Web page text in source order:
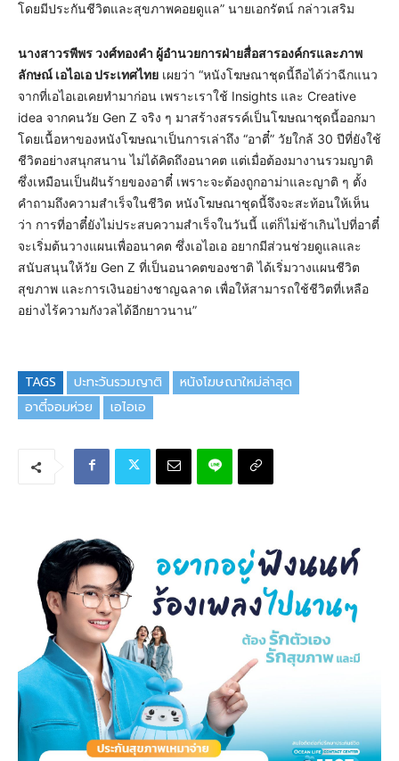
โดยมีประกันชีวิตและสุขภาพคอยดูแล” นายเอกรัตน์ กล่าวเสริม
นางสาวรพีพร วงศ์ทองคำ ผู้อำนวยการฝ่ายสื่อสารองค์กรและภาพ
ลักษณ์ เอไอเอ ประเทศไทย เผยว่า “หนังโฆษณาชุดนี้ถือได้ว่าฉีกแนว
จากที่เอไอเอเคยทำมาก่อน เพราะเราใช้ Insights และ Creative
idea จากคนวัย Gen Z จริง ๆ มาสร้างสรรค์เป็นโฆษณาชุดนี้ออกมา
โดยเนื้อหาของหนังโฆษณาเป็นการเล่าถึง “อาตี๋” วัยใกล้ 30 ปีที่ยังใช้
ชีวิตอย่างสนุกสนาน ไม่ได้คิดถึงอนาคต แต่เมื่อต้องมางานรวมญาติ
ซึ่งเหมือนเป็นฝันร้ายของอาตี๋ เพราะจะต้องถูกอาม่าและญาติ ๆ ตั้ง
คำถามถึงความสำเร็จในชีวิต หนังโฆษณาชุดนี้จึงจะสะท้อนให้เห็น
ว่า การที่อาตี๋ยังไม่ประสบความสำเร็จในวันนี้ แต่ก็ไม่ช้าเกินไปที่อาตี๋
จะเริ่มต้นวางแผนเพื่ออนาคต ซึ่งเอไอเอ อยากมีส่วนช่วยดูแลและ
สนับสนุนให้วัย Gen Z ที่เป็นอนาคตของชาติ ได้เริ่มวางแผนชีวิต
สุขภาพ และการเงินอย่างชาญฉลาด เพื่อให้สามารถใช้ชีวิตที่เหลือ
อย่างไร้ความกังวลได้อีกยาวนาน”
TAGS ปะทะวันรวมญาติ
หนังโฆษณาใหม่ล่าสุด
อาตี๋จอมห่วย
เอไอเอ